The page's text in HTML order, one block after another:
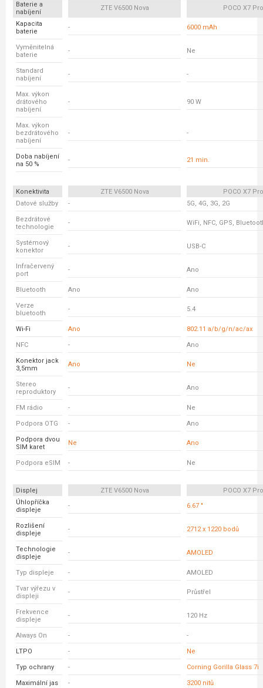
Baterie a
nabíjení
ZTE V6500 Nova POCO X7 Pro
Kapacita
baterie
- 6000 mAh
Vyměnitelná
baterie
- Ne
Standard
nabíjení
- -
Max. výkon
drátového
nabíjení
- 90 W
Max. výkon
bezdrátového
nabíjení
- -
Doba nabíjení
na 50 %
- 21 min.
Konektivita ZTE V6500 Nova
POCO X7 Pro
Datové služby
- 5G, 4G, 3G, 2G
Bezdrátové
technologie
- WiFi, NFC, GPS,
Systémový
konektor
- USB-C
Infračervený
port
- Ano
Bluetooth Ano Ano
Verze
bluetooth
- 5.4
Wi-Fi Ano 802.11 a/b/g/n/ac/ax
NFC - Ano
Konektor jack
3,5mm
Ano Ne
Stereo
reproduktory
- Ano
FM rádio - Ne
Podpora OTG - Ano
Podpora dvou
SIM karet
Ne Ano
Podpora eSIM - Ne
Displej ZTE V6500 Nova
POCO X7 Pro
Úhlopříčka
displeje
- 6.67 "
Rozlišení
displeje
- 2712 x 1220 bodů
Technologie
displeje
- AMOLED
Typ displeje - AMOLED
Tvar výřezu v
displeji
- Průstřel
Frekvence
displeje
- 120 Hz
Always On - -
LTPO - Ne
Typ ochrany - Corning Gorilla Glass 7i
Maximální jas - 3200 nitů